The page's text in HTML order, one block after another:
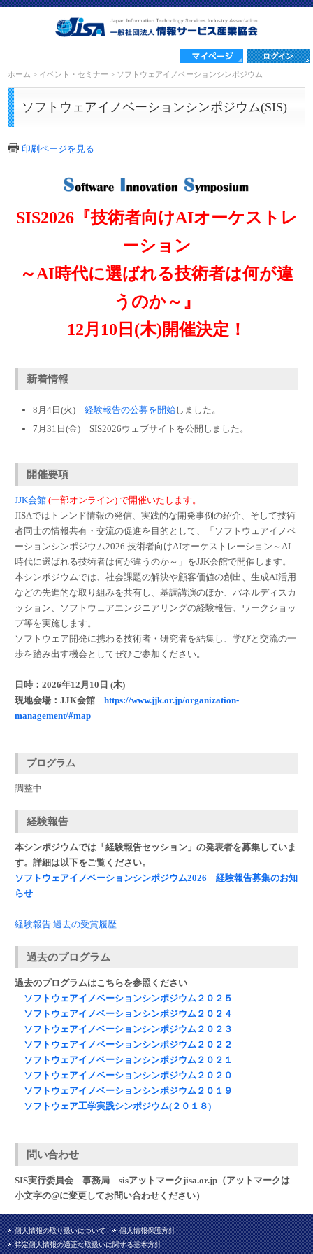
ログイン
ホーム > イベント・セミナー > ソフトウェアイノベーションシンポジウム
ソフトウェアイノベーションシンポジウム(SIS)
印刷ページを見る
SIS2026『技術者向けAIオーケストレ
ーション
～AI時代に選ばれる技術者は何が違
うのか～』
12月10日(木)開催決定！
新着情報
8月4日(火)経験報告の公募を開始 しました。
7月31日(金) SIS2026ウェブサイトを公開しました。
開催要項
JJK会館 (一部オンライン) で開催いたします。
JISAではトレンド情報の発信、実践的な開発事例の紹介、そして技術
者同士の情報共有・交流の促進を目的として、「ソフトウェアイノベ
ーションシンポジウム2026 技術者向けAIオーケストレーション～AI
時代に選ばれる技術者は何が違うのか～」をJJK会館で開催します。
本シンポジウムでは、社会課題の解決や顧客価値の創出、生成AI活用
などの先進的な取り組みを共有し、基調講演のほか、パネルディスカ
ッション、ソフトウェアエンジニアリングの経験報告、ワークショッ
プ等を実施します。
ソフトウェア開発に携わる技術者・研究者を結集し、学びと交流の一
歩を踏み出す機会としてぜひご参加ください。
日時：2026年12月10日 (木)
現地会場：JJK会館https://www.jjk.or.jp/organization-
management/#map
プログラム
調整中
経験報告
本シンポジウムでは「経験報告セッション」の発表者を募集していま
す。詳細は以下をご覧ください。
ソフトウェアイノベーションシンポジウム2026 経験報告募集のお知
らせ
経験報告 過去の受賞履歴
過去のプログラム
過去のプログラムはこちらを参照ください
ソフトウェアイノベーションシンポジウム２０２５
ソフトウェアイノベーションシンポジウム２０２４
ソフトウェアイノベーションシンポジウム２０２３
ソフトウェアイノベーションシンポジウム２０２２
ソフトウェアイノベーションシンポジウム２０２１
ソフトウェアイノベーションシンポジウム２０２０
ソフトウェアイノベーションシンポジウム２０１９
ソフトウェア工学実践シンポジウム(２０１８)
問い合わせ
SIS実行委員会 事務局 sisアットマークjisa.or.jp（アットマークは
小文字の@に変更してお問い合わせください）
個人情報の取り扱いについて
個人情報保護方針
特定個人情報の適正な取扱いに関する基本方針